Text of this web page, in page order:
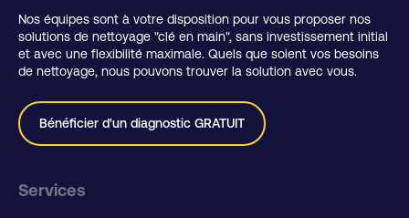
Nos équipes sont à votre disposition pour vous proposer nos
solutions de nettoyage "clé en main", sans investissement initial
et avec une flexibilité maximale. Quels que soient vos besoins
de nettoyage, nous pouvons trouver la solution avec vous.
Bénéficier d'un diagnostic GRATUIT
Services